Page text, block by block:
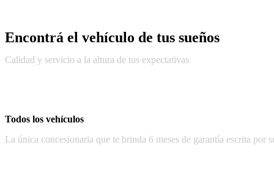
Encontrá el vehículo de tus sueños
Calidad y servicio a la altura de tus expectativas
Todos los vehículos
La única concesionaria que te brinda 6 meses de garantía escrita por